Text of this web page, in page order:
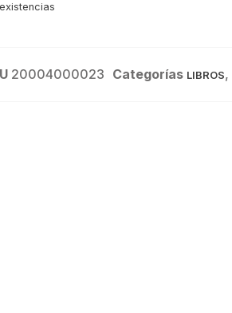
20004000023 Categorías LIBROS,